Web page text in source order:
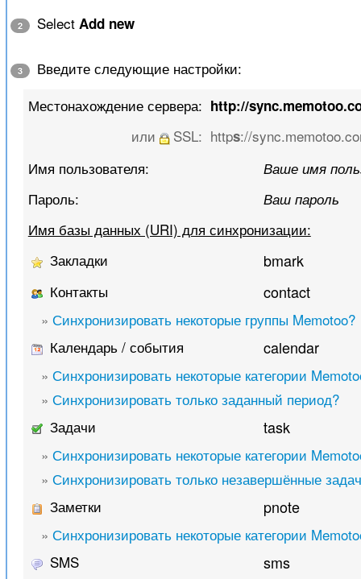
2 Select Add new
3
Введите следующие настройки:
Местонахождение сервера: http://
или SSL: https://
Имя пользователя:
Ваше имя
Пароль: Ваш пароль
Имя базы данных (URI) для синхронизации:
Закладки
bmark
Контакты contact
» Синхронизировать некоторые группы Memotoo?
Календарь / события
calendar
» Синхронизировать некоторые категории
» Синхронизировать только заданный период?
Задачи
task
» Синхронизировать некоторые категории
» Синхронизировать только незавершённые
Заметки
pnote
» Синхронизировать некоторые категории
SMS
sms